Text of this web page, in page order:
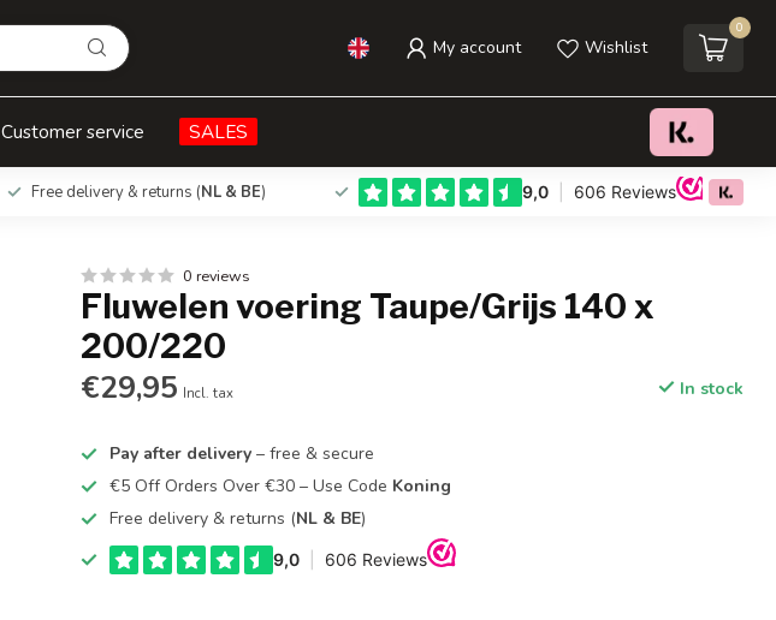
My account Wishlist
0
Customer service SALES
Free delivery & returns (NL & BE)
Add to cart
0 reviews
Fluwelen voering Taupe/Grijs 140 x
200/220
€29,95 Incl. tax In stock
Pay after delivery – free & secure
€5 Off Orders Over €30 – Use Code Koning
Free delivery & returns (NL & BE)